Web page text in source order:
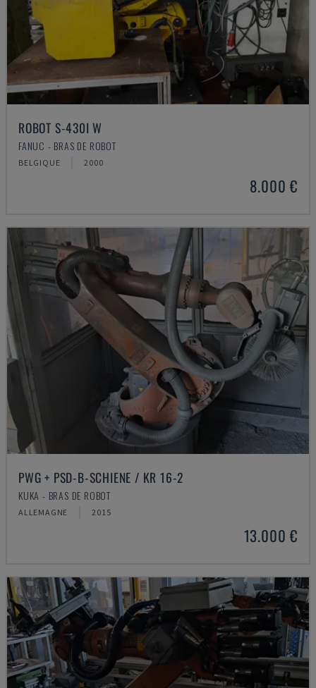
ROBOT S-430I W
FANUC - BRAS DE ROBOT
BELGIQUE 2000
8.000 €
PWG + PSD-B-SCHIENE / KR 16-2
KUKA - BRAS DE ROBOT
ALLEMAGNE 2015
13.000 €